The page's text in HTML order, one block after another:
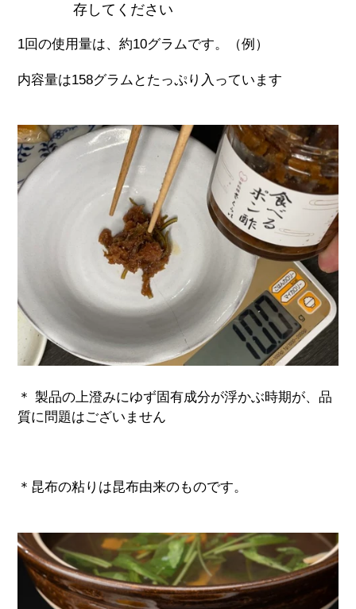
存してください
1回の使用量は、約10グラムです。（例）
内容量は158グラムとたっぷり入っています
＊ 製品の上澄みにゆず固有成分が浮かぶ時期が、品
質に問題はございません
＊昆布の粘りは昆布由来のものです。